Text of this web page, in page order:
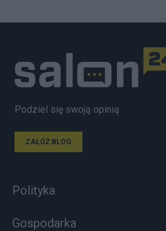
Podziel się swoją opinią
ZAŁÓŻ BLOG
Polityka
Gospodarka